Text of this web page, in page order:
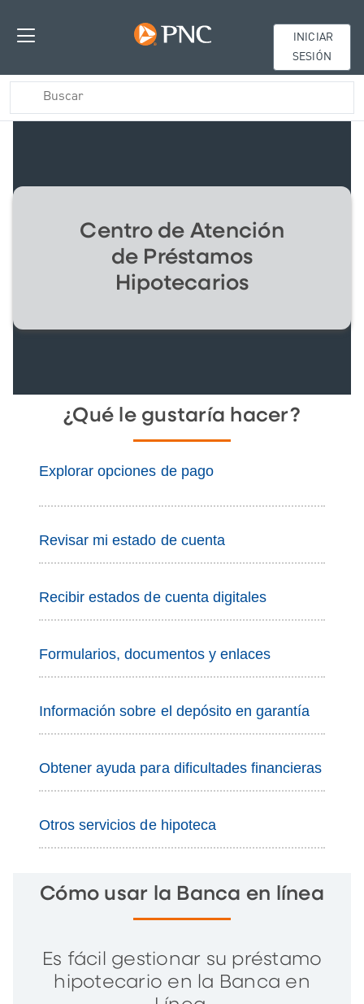
INICIAR
SESIÓN
Centro de Atención
de Préstamos
Hipotecarios
¿Qué le gustaría hacer?
Explorar opciones de pago
Revisar mi estado de cuenta
Recibir estados de cuenta digitales
Formularios, documentos y enlaces
Información sobre el depósito en garantía
Obtener ayuda para dificultades financieras
Otros servicios de hipoteca
Cómo usar la Banca en línea
Es fácil gestionar su préstamo
hipotecario en la Banca en